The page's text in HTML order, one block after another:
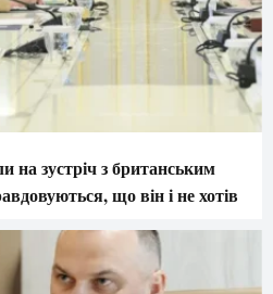
на зустріч з британським
що він і не хотів